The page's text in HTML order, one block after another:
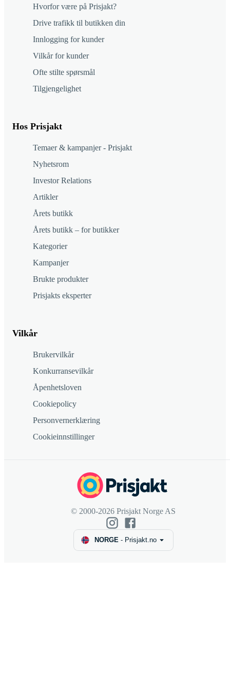
Hvorfor være på Prisjakt?
Drive trafikk til butikken din
Innlogging for kunder
Vilkår for kunder
Ofte stilte spørsmål
Tilgjengelighet
Hos Prisjakt
Temaer & kampanjer - Prisjakt
Nyhetsrom
Investor Relations
Artikler
Årets butikk
Årets butikk – for butikker
Kategorier
Kampanjer
Brukte produkter
Prisjakts eksperter
Vilkår
Brukervilkår
Konkurransevilkår
Åpenhetsloven
Cookiepolicy
Personvernerklæring
Cookieinnstillinger
© 2000-2026 Prisjakt Norge AS
NORGE- Prisjakt.no